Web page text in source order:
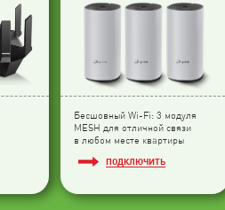
Бесшовный Wi-Fi: 3 модуля
МESH для отличной связи
в любом месте квартиры
ПОДКЛЮЧИТЬ